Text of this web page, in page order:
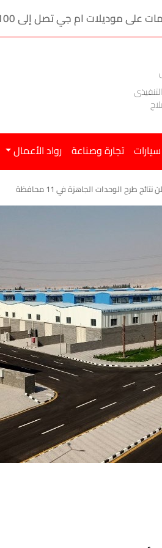
موديلات ام جي تصل إلى 100 ألف جنيه
سيارات تجارة وصناعة رواد الأعمال
طرح الوحدات الجاهزة في 11 محافظة